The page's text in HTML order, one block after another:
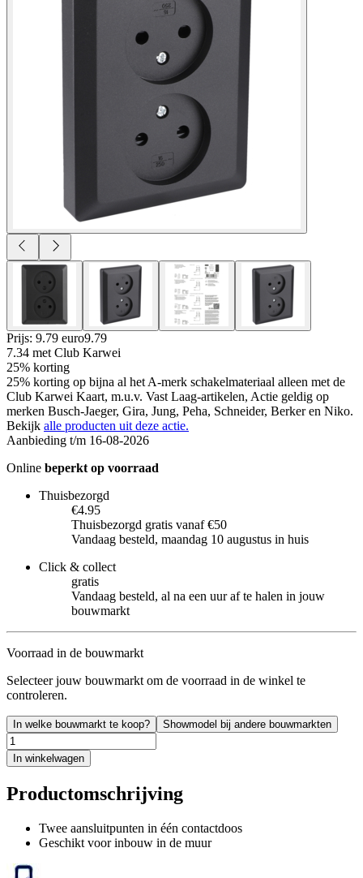
Prijs: 9.79 euro9.79
7.34 met Club Karwei
25% korting
25% korting op bijna al het A-merk schakelmateriaal alleen met de
Club Karwei Kaart, m.u.v. Vast Laag-artikelen, Actie geldig op
merken Busch-Jaeger, Gira, Jung, Peha, Schneider, Berker en Niko.
Bekijk alle producten uit deze actie.
Aanbieding t/m 16-08-2026
Online beperkt op voorraad
Thuisbezorgd
€4.95
Thuisbezorgd gratis vanaf €50
Vandaag besteld, maandag 10 augustus in huis
Click & collect
gratis
Vandaag besteld, al na een uur af te halen in jouw
bouwmarkt
Voorraad in de bouwmarkt
Selecteer jouw bouwmarkt om de voorraad in de winkel te
controleren.
In welke bouwmarkt te koop? Showmodel bij andere bouwmarkten
In winkelwagen
Productomschrijving
Twee aansluitpunten in één contactdoos
Geschikt voor inbouw in de muur